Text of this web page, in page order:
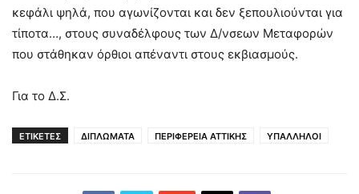
κεφάλι ψηλά, που αγωνίζονται και δεν ξεπουλιούνται για
τίποτα…, στους συναδέλφους των Δ/νσεων Μεταφορών
που στάθηκαν όρθιοι απέναντι στους εκβιασμούς.
Για το Δ.Σ.
ΕΤΙΚΕΤΕΣ ΔΙΠΛΩΜΑΤΑ ΠΕΡΙΦΕΡΕΙΑ ΑΤΤΙΚΗΣ ΥΠΑΛΛΗΛΟΙ